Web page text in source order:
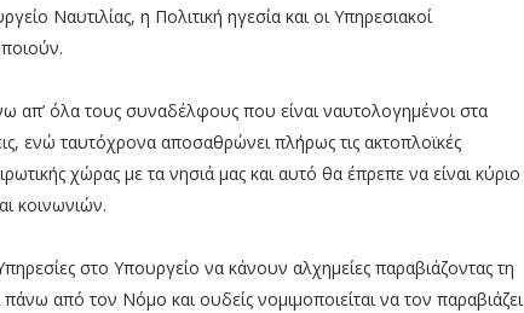
Ναυτιλίας, η Πολιτική ηγεσία και οι Υπηρεσιακοί
απ’ όλα τους συναδέλφους που είναι ναυτολογημένοι στα
ενώ ταυτόχρονα αποσαθρώνει πλήρως τις ακτοπλοϊκές
χώρας με τα νησιά μας και αυτό θα έπρεπε να είναι κύριο
κοινωνιών.
στο Υπουργείο να κάνουν αλχημείες παραβιάζοντας τη
πάνω από τον Νόμο και ουδείς νομιμοποιείται να τον παραβιάζει